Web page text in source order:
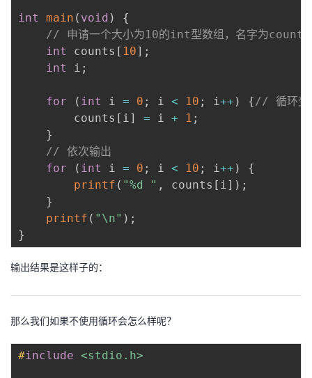
int main ( void )
{
// 申请一个大小为10的int型数组，名字为counts
int
counts [ 10] ;
int
i ;
for ( int i = 0 ; i < 10 ; i ++ ) { // 循环变
        counts
[ i ] = i + 1 ;
}
// 依次输出
for
( int i = 0 ; i < 10 ; i ++ )
{
printf ( "%d " , counts [ i ] ) ;
}
printf ( "\n" ) ;
}
输出结果是这样子的：
那么我们如果不使用循环会怎么样呢？
#include <stdio.h>